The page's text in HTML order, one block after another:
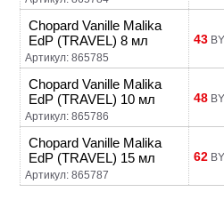
Chopard Vanille Malika
EdP (TRAVEL) 8 мл
Артикул: 865785
43
Chopard Vanille Malika
EdP (TRAVEL) 10 мл
Артикул: 865786
48
Chopard Vanille Malika
EdP (TRAVEL) 15 мл
Артикул: 865787
62